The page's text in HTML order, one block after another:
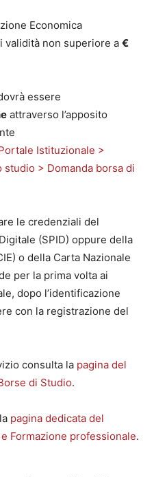
Economica
validità non superiore a €
essere
attraverso l’apposito
Istituzionale >
> Domanda borsa di
le credenziali del
(SPID) oppure della
o della Carta Nazionale
per la prima volta ai
dopo l’identificazione
con la registrazione del
consulta la pagina del
di Studio.
pagina dedicata del
Formazione professionale.